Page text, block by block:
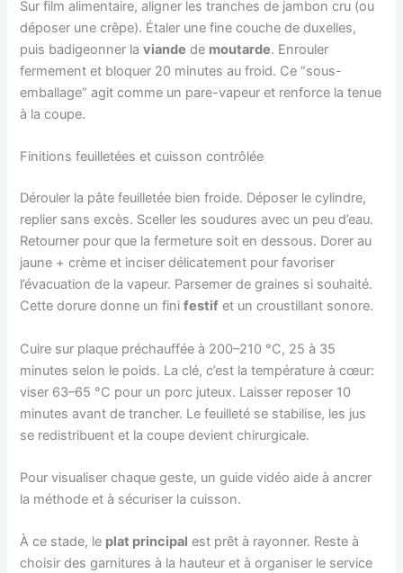
Sur film alimentaire, aligner les tranches de jambon cru (ou
déposer une crêpe). Étaler une fine couche de duxelles,
puis badigeonner laviande de moutarde. Enrouler
fermement et bloquer 20 minutes au froid. Ce “sous-
emballage” agit comme un pare-vapeur et renforce la tenue
à la coupe.
Finitions feuilletées et cuisson contrôlée
Dérouler la pâte feuilletée bien froide. Déposer le cylindre,
replier sans excès. Sceller les soudures avec un peu d’eau.
Retourner pour que la fermeture soit en dessous. Dorer au
jaune + crème et inciser délicatement pour favoriser
l’évacuation de la vapeur. Parsemer de graines si souhaité.
Cette dorure donne un finifestif et un croustillant sonore.
Cuire sur plaque préchauffée à 200–210 °C, 25 à 35
minutes selon le poids. La clé, c’est la température à cœur:
viser 63–65 °C pour un porc juteux. Laisser reposer 10
minutes avant de trancher. Le feuilleté se stabilise, les jus
se redistribuent et la coupe devient chirurgicale.
Pour visualiser chaque geste, un guide vidéo aide à ancrer
la méthode et à sécuriser la cuisson.
À ce stade, le plat principal est prêt à rayonner. Reste à
choisir des garnitures à la hauteur et à organiser le service